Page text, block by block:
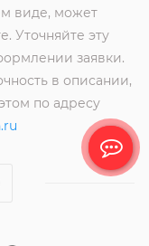
виде, может
Уточняйте эту
заявки.
в описании,
по адресу